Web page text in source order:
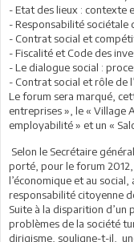
- Etat des lieux : contexte
- Responsabilité sociétale
- Contrat social et
- Fiscalité et Code des
- Le dialogue social :
- Contrat social et rôle de
Le forum sera marqué,
entreprises », le « Village
employabilité » et un «
Selon le Secrétaire
porté, pour le forum
l’économique et au
responsabilité citoyenne
Suite à la disparition
problèmes de la société
dirigisme, souligne-t-il,